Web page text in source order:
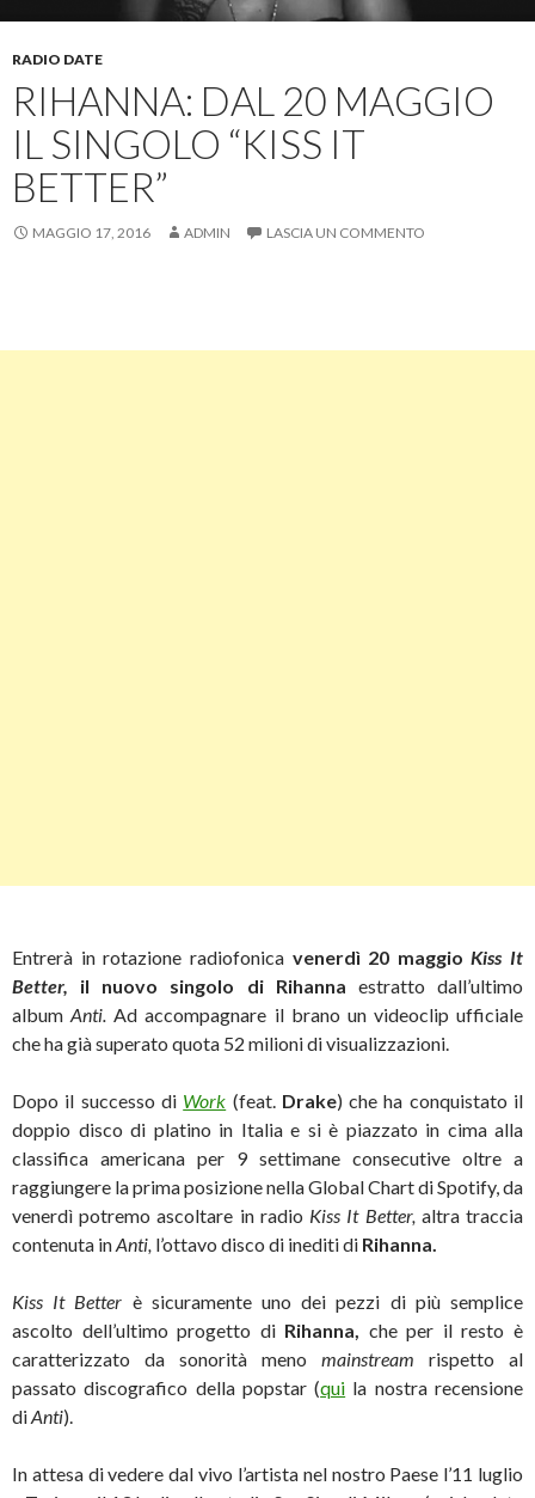
RADIO DATE
RIHANNA: DAL 20 MAGGIO
IL SINGOLO “KISS IT
BETTER”
MAGGIO 17, 2016 ADMIN LASCIA UN COMMENTO
Entrerà in rotazione radiofonica venerdì 20 maggio Kiss It
Better, il nuovo singolo di Rihanna estratto dall’ultimo
albumAnti. Ad accompagnare il brano un videoclip ufficiale
che ha già superato quota 52 milioni di visualizzazioni.
Dopo il successo di Work (feat. Drake) che ha conquistato il
doppio disco di platino in Italia e si è piazzato in cima alla
classifica americana per 9 settimane consecutive oltre a
raggiungere la prima posizione nella Global Chart di Spotify, da
venerdì potremo ascoltare in radio Kiss It Better, altra traccia
contenuta inAnti, l’ottavo disco di inediti di Rihanna.
Kiss It Better è sicuramente uno dei pezzi di più semplice
ascolto dell’ultimo progetto di Rihanna, che per il resto è
caratterizzato da sonorità meno mainstream rispetto al
passato discografico della popstar (qui la nostra recensione
diAnti).
In attesa di vedere dal vivo l’artista nel nostro Paese l’11 luglio